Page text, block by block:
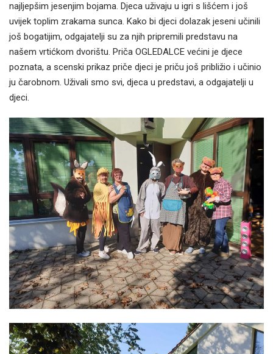
najljepšim jesenjim bojama. Djeca uživaju u igri s lišćem i još
uvijek toplim zrakama sunca. Kako bi djeci dolazak jeseni učinili
još bogatijim, odgajatelji su za njih pripremili predstavu na
našem vrtićkom dvorištu. Priča OGLEDALCE većini je djece
poznata, a scenski prikaz priče djeci je priču još približio i učinio
ju čarobnom. Uživali smo svi, djeca u predstavi, a odgajatelji u
djeci.